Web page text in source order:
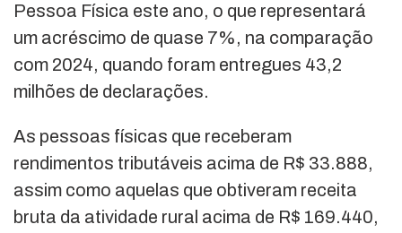
Pessoa Física este ano, o que representará
um acréscimo de quase 7%, na comparação
com 2024, quando foram entregues 43,2
milhões de declarações.
As pessoas físicas que receberam
rendimentos tributáveis acima de R$ 33.888,
assim como aquelas que obtiveram receita
bruta da atividade rural acima de R$ 169.440,